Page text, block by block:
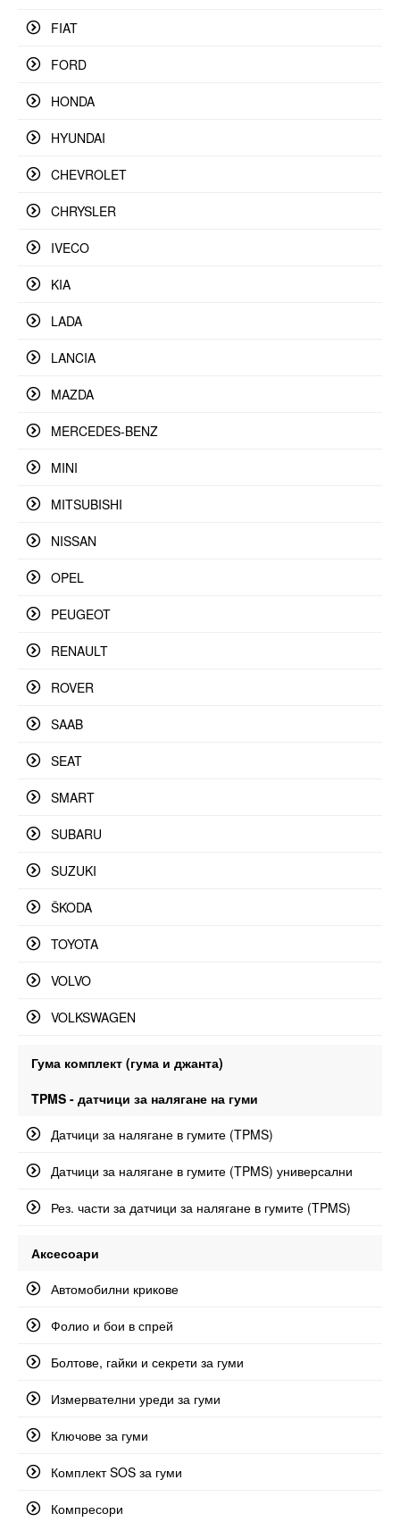
FIAT
FORD
HONDA
HYUNDAI
CHEVROLET
CHRYSLER
IVECO
KIA
LADA
LANCIA
MAZDA
MERCEDES-BENZ
MINI
MITSUBISHI
NISSAN
OPEL
PEUGEOT
RENAULT
ROVER
SAAB
SEAT
SMART
SUBARU
SUZUKI
ŠKODA
TOYOTA
VOLVO
VOLKSWAGEN
Гума комплект (гума и джанта)
TPMS - датчици за налягане на гуми
Датчици за налягане в гумите (TPMS)
Датчици за налягане в гумите (TPMS) универсални
Рез. части за датчици за налягане в гумите (TPMS)
Аксесоари
Автомобилни крикове
Фолио и бои в спрей
Болтове, гайки и секрети за гуми
Измервателни уреди за гуми
Ключове за гуми
Комплект SOS за гуми
Компресори